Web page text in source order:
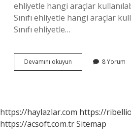
ehliyetle hangi araçlar
Sınıfı ehliyetle hangi araçlar
Sınıfı ehliyetle…
Devamını okuyun
Sınıfı
8 Yorum
https://haylazlar.com https://
https://acsoft.com.trSitemap